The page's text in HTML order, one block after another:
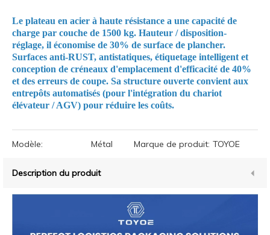
Le plateau en acier à haute résistance a une capacité de
charge par couche de 1500 kg. Hauteur / disposition-
réglage, il économise de 30% de surface de plancher.
Surfaces anti-RUST, antistatiques, étiquetage intelligent et
conception de créneaux d'emplacement d'efficacité de 40%
et des erreurs de coupe. Sa structure ouverte convient aux
entrepôts automatisés (pour l'intégration du chariot
élévateur / AGV) pour réduire les coûts.
Modèle: Métal Marque de produit: TOYOE
Description du produit